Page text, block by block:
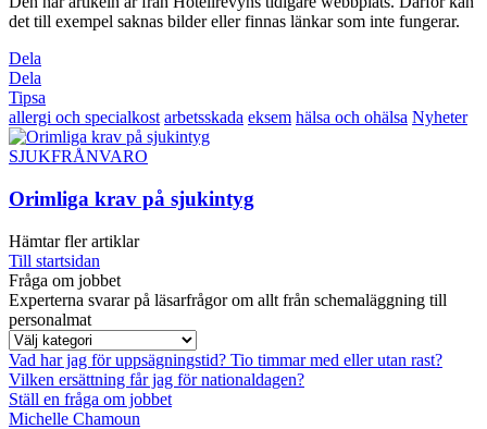
det till exempel saknas bilder eller finnas länkar som inte fungerar.
Dela
Dela
Tipsa
allergi och specialkost arbetsskada eksem hälsa och ohälsa Nyheter
SJUKFRÅNVARO
Orimliga krav på sjukintyg
Hämtar fler artiklar
Till startsidan
Fråga om jobbet
Experterna svarar på läsarfrågor om allt från schemaläggning till
personalmat
Vad har jag för uppsägningstid? Tio timmar med eller utan rast?
Vilken ersättning får jag för nationaldagen?
Ställ en fråga om jobbet
Michelle Chamoun